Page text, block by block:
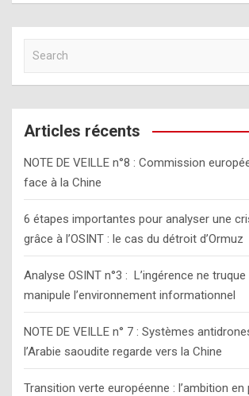
a
r
c
Articles récents
NOTE DE VEILLE n°8 : Commission
face à la Chine
6 étapes importantes pour analyser une
grâce à l’OSINT : le cas du détroit d’Ormuz
Analyse OSINT n°3 : L’ingérence ne
manipule l’environnement informationnel
NOTE DE VEILLE n° 7 : Systèmes
l’Arabie saoudite regarde vers la Chine
Transition verte européenne : l’ambition en